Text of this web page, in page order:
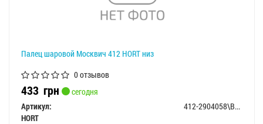
Палец шаровой Москвич 412 HORT низ
0 отзывов
433 грн
сегодня
Артикул:
412-2904058\В112
HORT